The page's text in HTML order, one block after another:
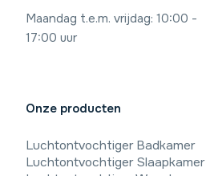
Maandag t.e.m. vrijdag: 10:00 -
17:00 uur
Onze producten
Luchtontvochtiger Badkamer
Luchtontvochtiger Slaapkamer
9,4/10